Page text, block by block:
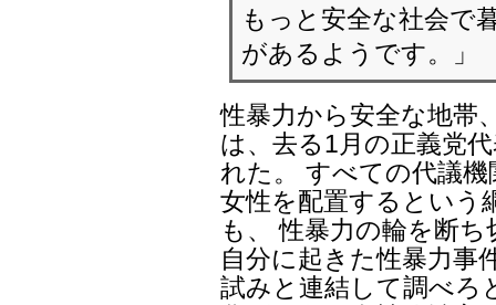
もっと安全な社会で
があるようです。」
性暴力から安全な地帯
は、去る1月の正義党
れた。 すべての代議
女性を配置するという
も、 性暴力の輪を断
自分に起きた性暴力事
試みと連結して調べろ